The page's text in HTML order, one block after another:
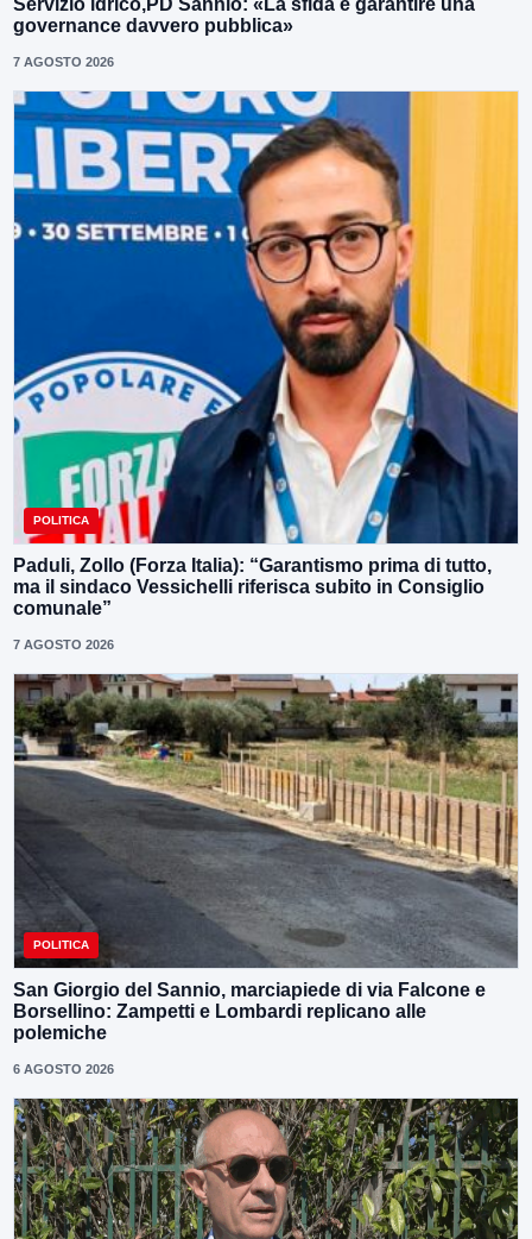
governance davvero pubblica»
7 AGOSTO 2026
POLITICA
Paduli, Zollo (Forza Italia): “Garantismo prima di tutto,
ma il sindaco Vessichelli riferisca subito in Consiglio
comunale”
7 AGOSTO 2026
POLITICA
San Giorgio del Sannio, marciapiede di via Falcone e
Borsellino: Zampetti e Lombardi replicano alle
polemiche
6 AGOSTO 2026